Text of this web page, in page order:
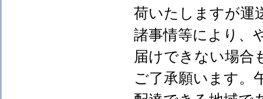
荷いたしますが運
諸事情等により、
届けできない場合
ご了承願います。